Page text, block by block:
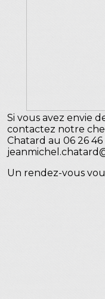
Si vous avez envie
contactez notre
Chatard au 06 26 46
Un rendez-vous